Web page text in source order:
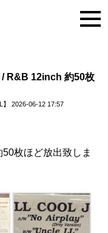
/ R&B 12inch 約50枚
2026-06-12 17:57
枚ほど放出致しま